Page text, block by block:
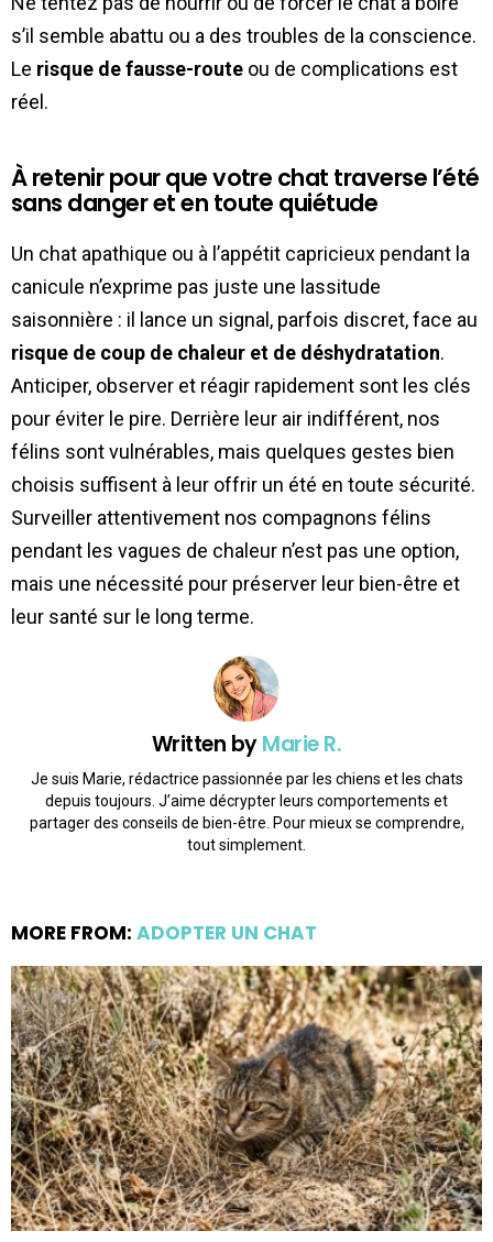
s’il semble abattu ou a des troubles de la conscience.
Le risque de fausse-route ou de complications est
réel.
À retenir pour que votre chat traverse l’été
sans danger et en toute quiétude
Un chat apathique ou à l’appétit capricieux pendant la
canicule n’exprime pas juste une lassitude
saisonnière : il lance un signal, parfois discret, face au
risque de coup de chaleur et de déshydratation.
Anticiper, observer et réagir rapidement sont les clés
pour éviter le pire. Derrière leur air indifférent, nos
félins sont vulnérables, mais quelques gestes bien
choisis suffisent à leur offrir un été en toute sécurité.
Surveiller attentivement nos compagnons félins
pendant les vagues de chaleur n’est pas une option,
mais une nécessité pour préserver leur bien-être et
leur santé sur le long terme.
Written byMarie R.
Je suis Marie, rédactrice passionnée par les chiens et les chats
depuis toujours. J’aime décrypter leurs comportements et
partager des conseils de bien-être. Pour mieux se comprendre,
tout simplement.
MORE FROM: ADOPTER UN CHAT